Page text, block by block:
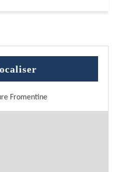
Fromentine